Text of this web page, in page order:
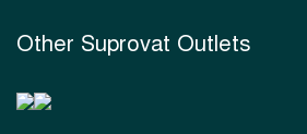
Other Suprovat Outlets